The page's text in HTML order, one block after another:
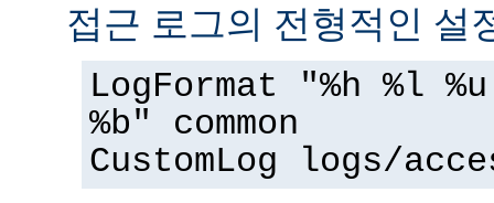
접근 로그의 전형적인 설
LogFormat "%h %l
%b" common
CustomLog logs/